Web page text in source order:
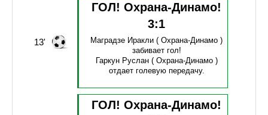
13'
ГОЛ! Охрана-Динамо!
3:1
Маградзе Иракли ( Охрана-Динамо )
забивает гол!
Гаркун Руслан( Охрана-Динамо )
отдает голевую передачу.
ГОЛ! Охрана-Динамо!